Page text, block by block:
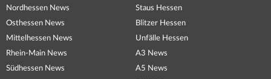
Nordhessen News
Osthessen News
Mittelhessen News
Rhein-Main News
Südhessen News
Staus Hessen
Blitzer Hessen
Unfälle Hessen
A3 News
A5 News